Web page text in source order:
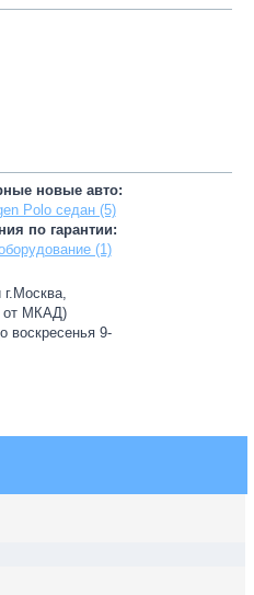
новые авто:
Polo седан (5)
по гарантии:
(1)
от МКАД)
воскресенья 9-